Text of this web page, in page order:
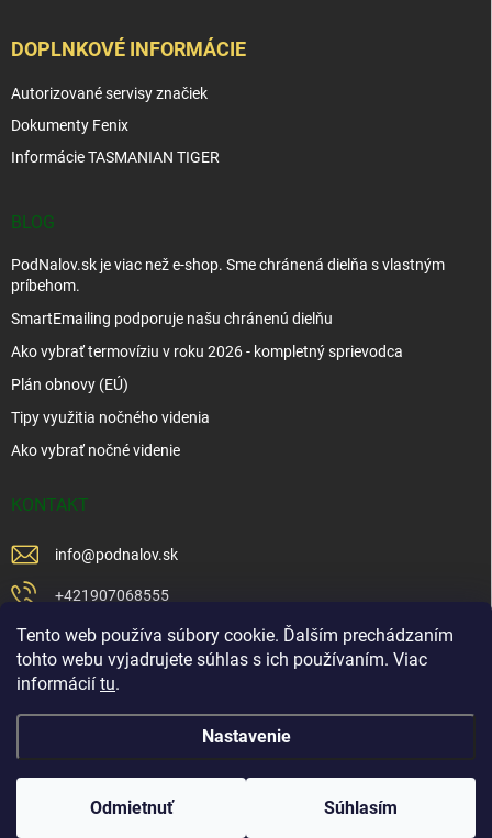
Tento web používa súbory cookie. Ďalším prechádzaním
tohto webu vyjadrujete súhlas s ich používaním. Viac
informácií tu.
Nastavenie
Odmietnuť Súhlasím
DOPLNKOVÉ INFORMÁCIE
Autorizované servisy značiek
Dokumenty Fenix
Informácie TASMANIAN TIGER
BLOG
PodNalov.sk je viac než e-shop. Sme chránená dielňa s vlastným
príbehom.
SmartEmailing podporuje našu chránenú dielňu
Ako vybrať termovíziu v roku 2026 - kompletný sprievodca
Plán obnovy (EÚ)
Tipy využitia nočného videnia
Ako vybrať nočné videnie
KONTAKT
info@podnalov.sk
+421907068555
+421902479599
https://www.facebook.com/www.podnalov.sk
podnalov
Vytvoril Shoptet
Copyright 2026 . Všetky práva vyhradené.